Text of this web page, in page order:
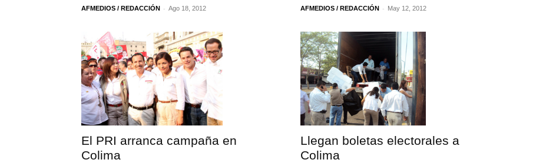
AFMEDIOS / REDACCIÓN - Ago 18, 2012 AFMEDIOS / REDACCIÓN - May 12, 2012
El PRI arranca campaña en
Colima
Llegan boletas electorales a
Colima